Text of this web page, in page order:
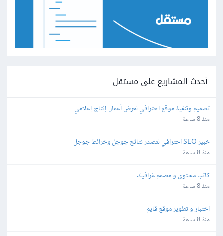
أحدث المشاريع على مستقل
تصميم وتنفيذ موقع احترافي لعرض أعمال إنتاج إعلامي
منذ 8 ساعة
خبير SEO احترافي لتصدر نتائج جوجل وخرائط جوجل
منذ 8 ساعة
كاتب محتوى و مصمم غرافيك
منذ 8 ساعة
اختبار و تطوير موقع قايم
منذ 8 ساعة